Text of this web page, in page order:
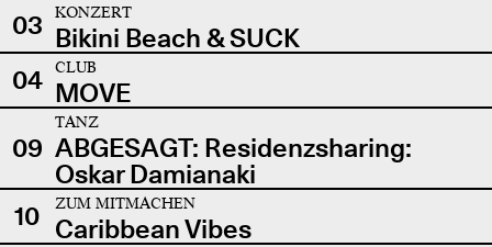
03
KONZERT
Bikini Beach & SUCK
04
CLUB
MOVE
09
TANZ
ABGESAGT: Residenzsharing:
Oskar Damianaki
10
ZUM MITMACHEN
Caribbean Vibes